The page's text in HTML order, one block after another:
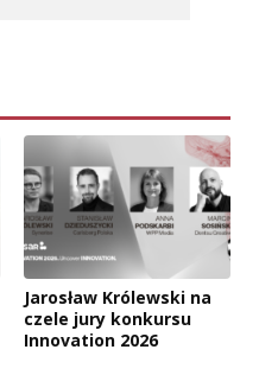
Jarosław Królewski na
czele jury konkursu
Innovation 2026